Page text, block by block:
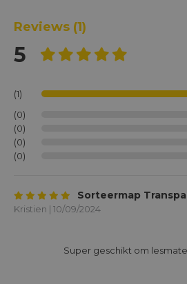
Reviews (1)
5
(1)
(0)
(0)
(0)
(0)
Sorteermap
Kristien | 10/09/2024